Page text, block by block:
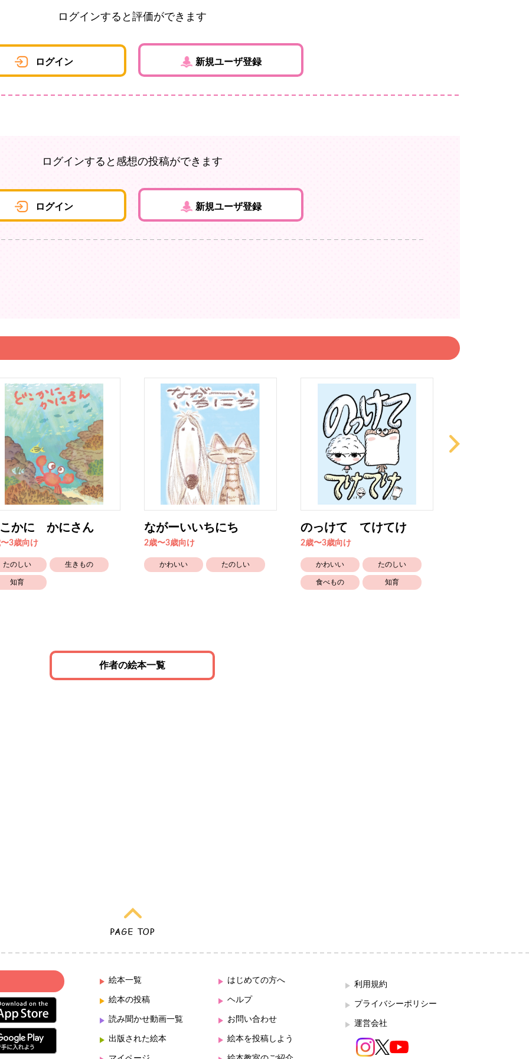
ログインすると評価ができます
ログイン 新規ユーザ登録
ログインすると感想の投稿ができます
ログイン 新規ユーザ登録
かに かにさん
3歳向け
たのしい 生きもの
知育
ながーいいちにち
2歳〜3歳向け
かわいい たのしい
のっけて てけてけ
2歳〜3歳向け
かわいい たのしい
食べもの 知育
作者の絵本一覧
絵本一覧
絵本の投稿
読み聞かせ動画一覧
出版された絵本
はじめての方へ
ヘルプ
お問い合わせ
絵本を投稿しよう
利用規約
プライバシーポリシー
運営会社